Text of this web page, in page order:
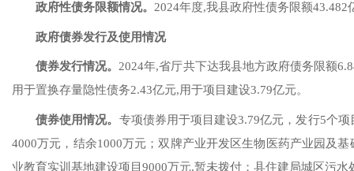
政府性债务限额情况。 2024年度,我县政府性债务限额
政府债券发行及使用情况
债券发行情况。 2024年,省厅共下达我县地方政府债务限额
用于置换存量隐性债务2.43亿元,用于项目建设3.79亿元。
债券使用情况。 专项债券用于项目建设3.79亿元，发行5个
4000万元，结余1000万元；双牌产业开发区生物医药产业园及基
业教育实训基地建设项目9000万元,暂未拨付；县住建局城区污